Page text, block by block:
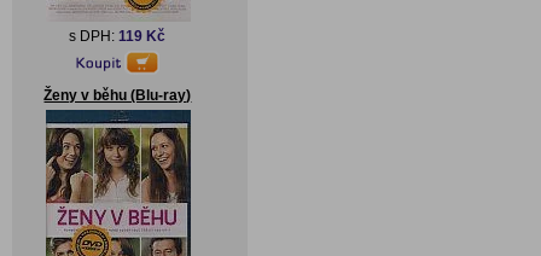
s DPH:119 Kč
Ženy v běhu (Blu-ray)